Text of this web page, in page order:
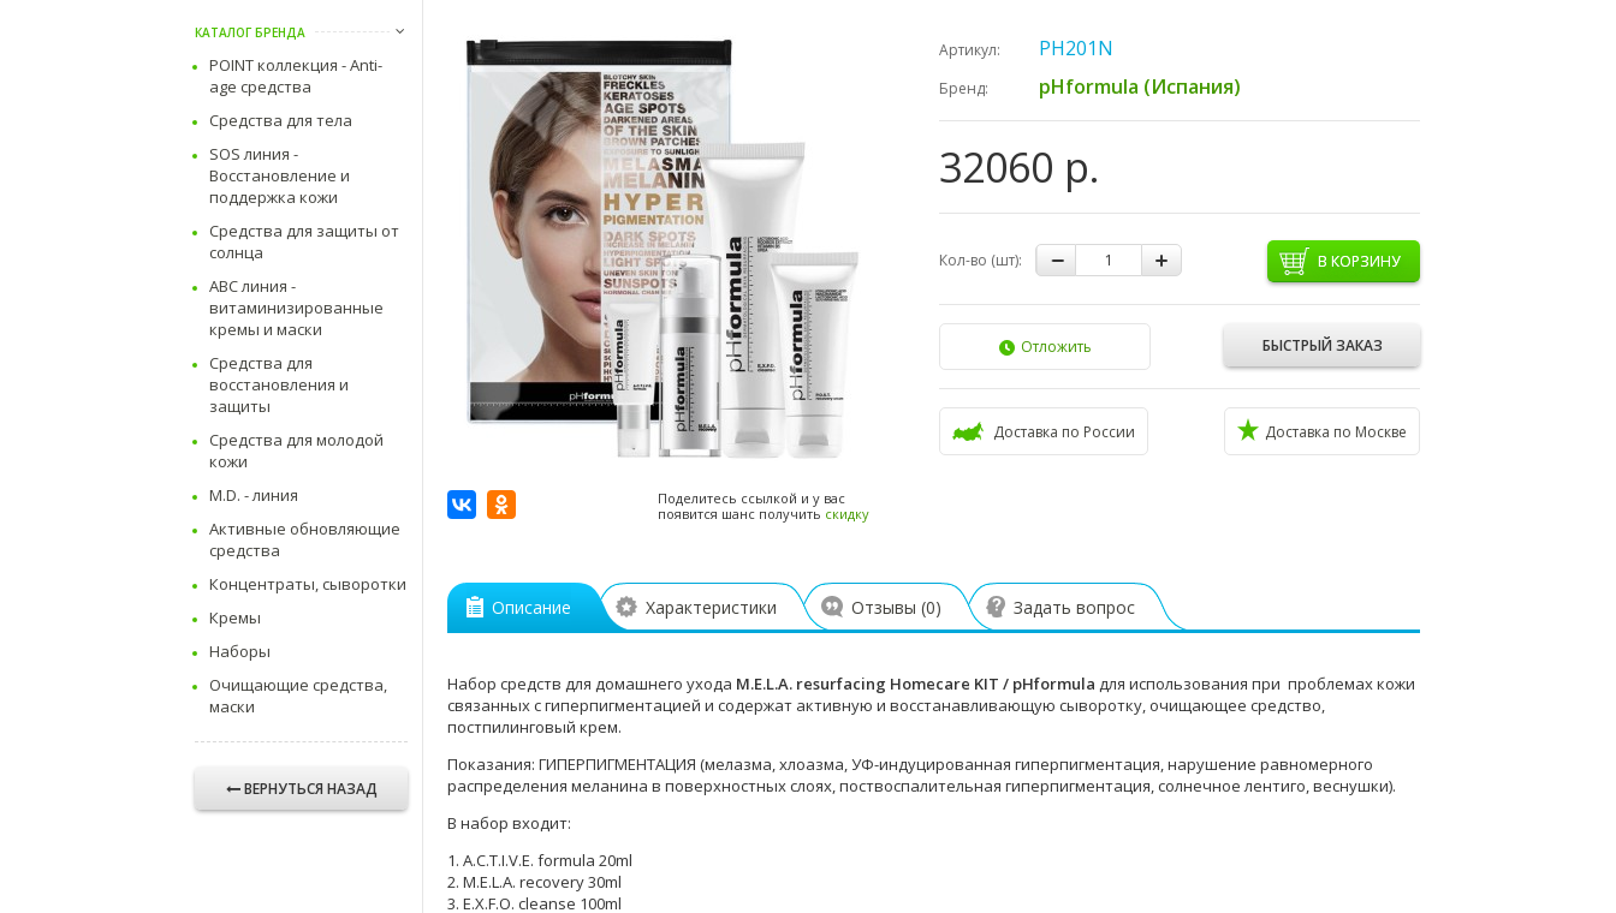
КАТАЛОГ БРЕНДА
POINT коллекция - Anti-
age средства
Средства для тела
SOS линия -
Восстановление и
поддержка кожи
Средства для защиты от
солнца
АВС линия -
витаминизированные
кремы и маски
Средства для
восстановления и
защиты
Средства для молодой
кожи
M.D. - линия
Активные обновляющие
средства
Концентраты, сыворотки
Кремы
Наборы
Очищающие средства,
маски
ВЕРНУТЬСЯ НАЗАД
Поделитесь ссылкой и у вас
появится шанс получить скидку
Артикул: PH201N
Бренд: pHformula (Испания)
32060 р.
Кол-во (шт): В КОРЗИНУ
БЫСТРЫЙ ЗАКАЗ
Отложить
Доставка по России Доставка по Москве
Описание Характеристики Отзывы (0) Задать вопрос
Набор средств для домашнего ухода M.E.L.A. resurfacing Homecare KIT / pHformula для использования при проблемах кожи
связанных с гиперпигментацией и содержат активную и восстанавливающую сыворотку, очищающее средство,
постпилинговый крем.
Показания: ГИПЕРПИГМЕНТАЦИЯ (мелазма, хлоазма, УФ-индуцированная гиперпигментация, нарушение равномерного
распределения меланина в поверхностных слоях, поствоспалительная гиперпигментация, солнечное лентиго, веснушки).
В набор входит:
1. A.C.T.I.V.E. formula 20ml
2. M.E.L.A. recovery 30ml
3. E.X.F.O. cleanse 100ml